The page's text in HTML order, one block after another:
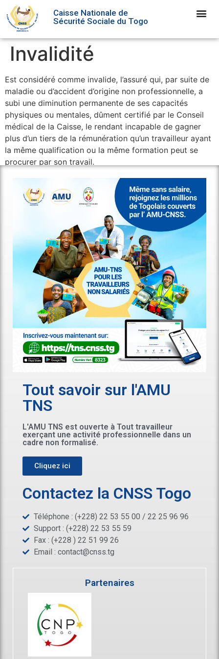
Caisse Nationale de
Sécurité Sociale du Togo
Invalidité
Est considéré comme invalide, l’assuré qui, par suite de
maladie ou d’accident d’origine non professionnelle, a
subi une diminution permanente de ses capacités
physiques ou mentales, dûment certifié par le Conseil
médical de la Caisse, le rendant incapable de gagner
plus d’un tiers de la rémunération qu’un travailleur ayant
la même qualification ou la même formation peut se
procurer par son travail.
Tout savoir sur l'AMU
TNS
L'AMU TNS est ouverte à Tout travailleur
exerçant une activité professionnelle dans un
cadre non formalisé.
Cliquez ici
Contactez la CNSS Togo
Téléphone : (+228) 22 53 55 00 / 22 25 96 96
Support : (+228) 22 53 55 59
Fax : (+228 ) 22 51 99 26
Email : contact@cnss.tg
Partenaires